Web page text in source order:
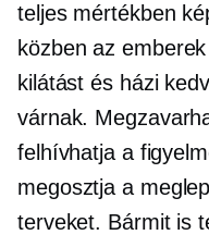
teljes mértékben
közben az
kilátást és házi
várnak.
felhívhatja a
megosztja a
terveket. Bármit is